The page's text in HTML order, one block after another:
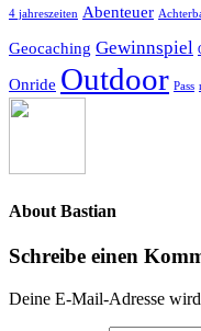
4 jahreszeiten Abenteuer
Geocaching Gewinnspiel
Onride Outdoor Pass
About Bastian
Schreibe einen
Deine E-Mail-Adresse